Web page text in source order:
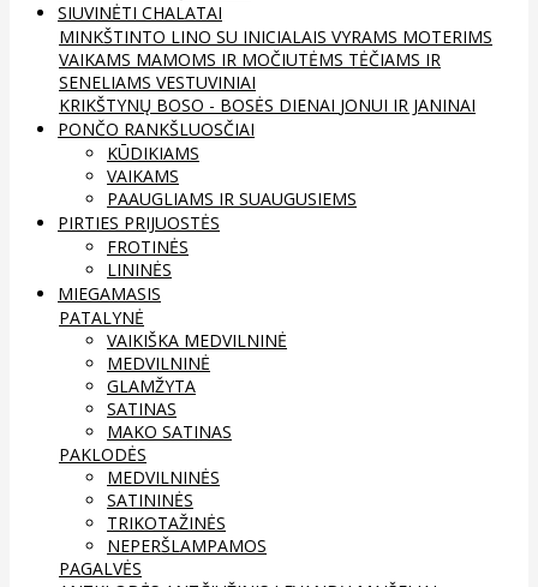
SIUVINĖTI CHALATAI
MINKŠTINTO LINO SU INICIALAIS VYRAMS MOTERIMS
VAIKAMS MAMOMS IR MOČIUTĖMS TĖČIAMS IR
SENELIAMS VESTUVINIAI
KRIKŠTYNŲ BOSO - BOSĖS DIENAI JONUI IR JANINAI
PONČO RANKŠLUOSČIAI
KŪDIKIAMS
VAIKAMS
PAAUGLIAMS IR SUAUGUSIEMS
PIRTIES PRIJUOSTĖS
FROTINĖS
LININĖS
MIEGAMASIS
PATALYNĖ
VAIKIŠKA MEDVILNINĖ
MEDVILNINĖ
GLAMŽYTA
SATINAS
MAKO SATINAS
PAKLODĖS
MEDVILNINĖS
SATININĖS
TRIKOTAŽINĖS
NEPERŠLAMPAMOS
PAGALVĖS